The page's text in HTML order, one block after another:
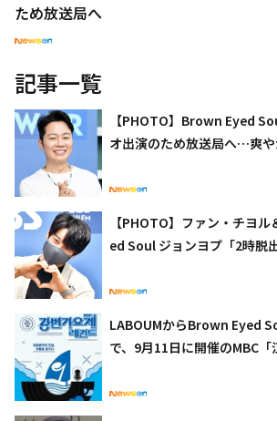
ため放送局へ
記事一覧
【PHOTO】Brown Eyed
オ出演のため放送局へ…爽
【PHOTO】ファン・チヨ
ed Soul ジョンヨプ「2時
LABOUMからBrown Eyed
で、9月11日に開催のMBC